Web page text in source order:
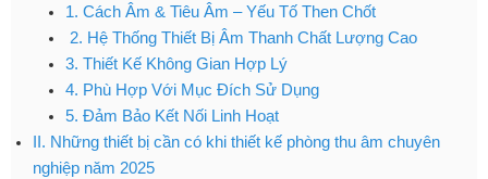
1. Cách Âm & Tiêu Âm – Yếu Tố Then Chốt
2. Hệ Thống Thiết Bị Âm Thanh Chất Lượng Cao
3. Thiết Kế Không Gian Hợp Lý
4. Phù Hợp Với Mục Đích Sử Dụng
5. Đảm Bảo Kết Nối Linh Hoạt
II. Những thiết bị cần có khi thiết kế phòng thu âm chuyên
nghiệp năm 2025